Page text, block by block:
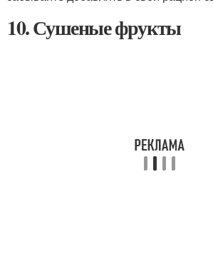
10. Сушеные фрукты